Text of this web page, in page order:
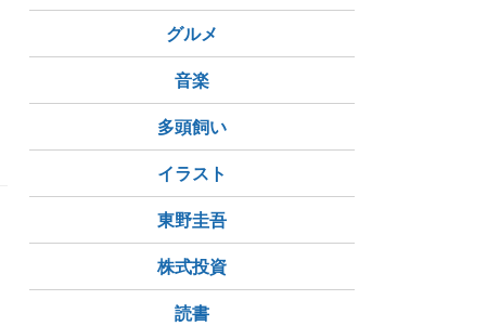
グルメ
音楽
多頭飼い
イラスト
東野圭吾
株式投資
読書